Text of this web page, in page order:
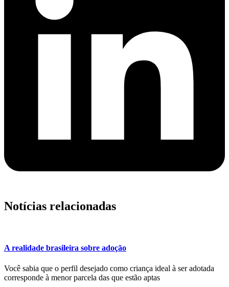
Notícias relacionadas
A realidade brasileira sobre adoção
Você sabia que o perfil desejado como criança ideal à ser adotada
corresponde à menor parcela das que estão aptas